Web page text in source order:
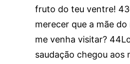
fruto do teu ventre!
merecer que a mãe do
me venha visitar?
saudação chegou aos